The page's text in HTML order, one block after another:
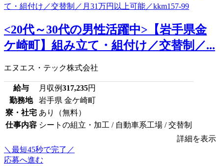
<20代～30代の男性活躍中>【岩手県金
ケ崎町】組み立て・組付け／交替制／...
エヌエス・テック株式会社
給与 月収例317,235円
勤務地
岩手県 金ケ崎町
寮・社宅 あり（無料）
仕事内容 シートの組立・加工 / 自動車系工場 / 交替制
詳細を表示
＼最短45秒で完了／
応募へ進む